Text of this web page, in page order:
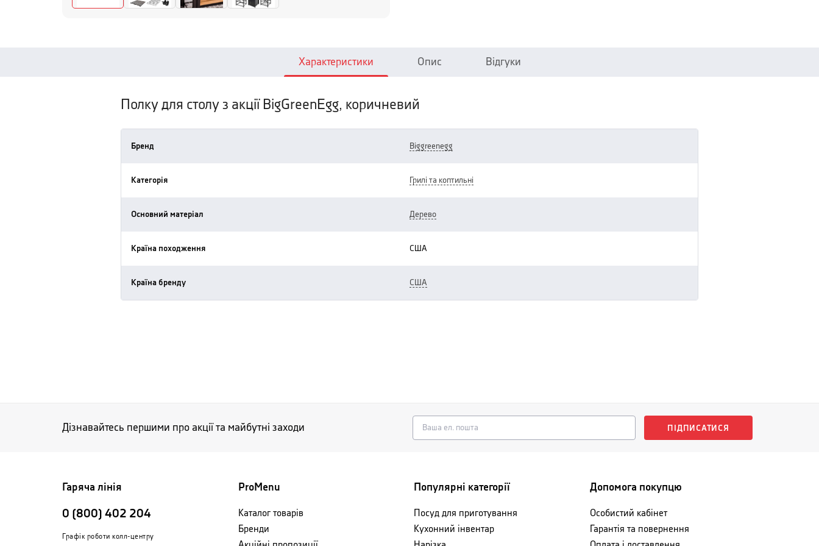
Характеристики Опис Відгуки
Полку для столу з акції BigGreenEgg, коричневий
Бренд biggreenegg
Категорія грилі та коптильні
Основний матеріал дерево
Країна походження США
Країна бренду США
Дізнавайтесь першими про акції та майбутні заходи ПІДПИСАТИСЯ
Гаряча лінія
0 (800) 402 204
Графік роботи колл-центру
ProMenu
Каталог товарів
Бренди
Популярні категорії
Посуд для приготування
Кухонний інвентар
Допомога покупцю
Особистий кабінет
Гарантія та повернення